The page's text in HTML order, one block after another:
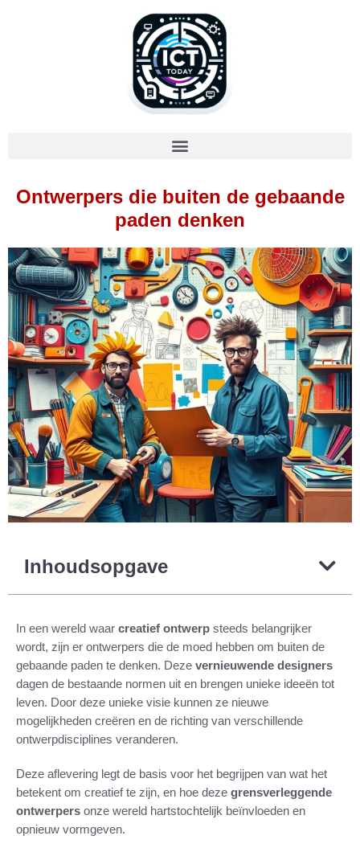
Ontwerpers die buiten de gebaande
paden denken
Inhoudsopgave
In een wereld waar creatief ontwerp steeds belangrijker
wordt, zijn er ontwerpers die de moed hebben om buiten de
gebaande paden te denken. Deze vernieuwende designers
dagen de bestaande normen uit en brengen unieke ideeën tot
leven. Door deze unieke visie kunnen ze nieuwe
mogelijkheden creëren en de richting van verschillende
ontwerpdisciplines veranderen.
Deze aflevering legt de basis voor het begrijpen van wat het
betekent om creatief te zijn, en hoe deze grensverleggende
ontwerpers onze wereld hartstochtelijk beïnvloeden en
opnieuw vormgeven.